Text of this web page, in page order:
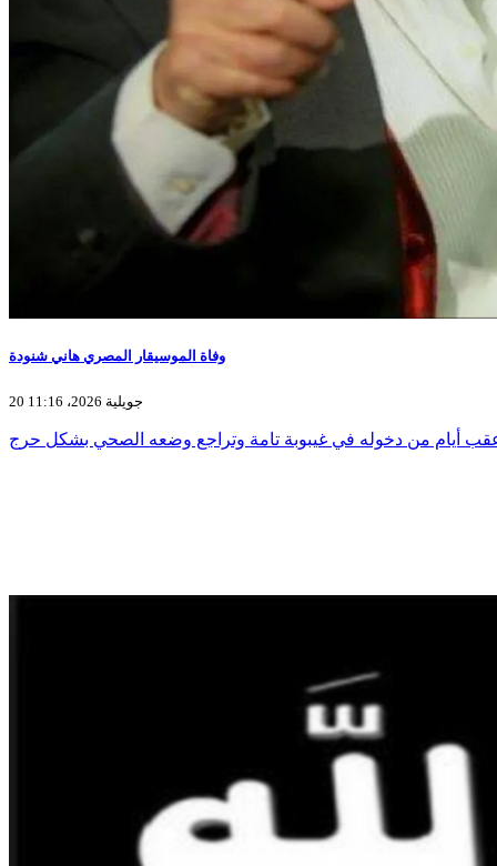
وفاة الموسيقار المصري هاني شنودة
20 جويلية 2026، 11:16